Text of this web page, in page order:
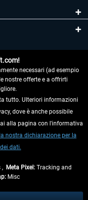
necessari (ad esempio
nostre offerte e a offrirti
tutto. Ulteriori informazioni
dove è anche possibile
alla pagina con l'informativa
nostra dichiarazione per la
dati.
, Meta Pixel: Tracking and
Misc